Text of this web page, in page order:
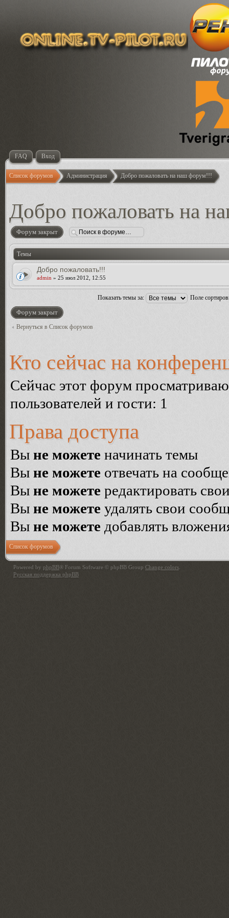
FAQ Вход
Список форумов Администрация Добро пожаловать на наш форум!!!
Добро пожаловать на
Форум закрыт
Темы
Добро пожаловать!!!
admin » 25 июл 2012, 12:55
Показать темы за: Поле
Форум закрыт
Вернуться в Список форумов
Кто сейчас на
Сейчас этот форум
пользователей и гости: 1
Права доступа
Вы не можете начинать темы
Вы не можете отвечать на
Вы не можете редактировать
Вы не можете удалять свои
Вы не можете добавлять
Список форумов
Powered by phpBB® Forum Software © phpBB Group Change colors
Русская поддержка phpBB